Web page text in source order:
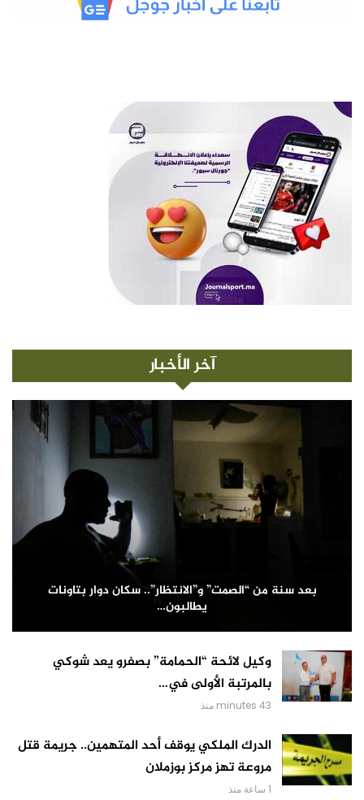
آخر الأخبار
بعد سنة من “الصمت” و”الانتظار”.. سكان دوار بتاونات
يطالبون…
وكيل لائحة “الحمامة” بصفرو يعد شوكي
بالمرتبة الأولى في…
43 minutes منذ
الدرك الملكي يوقف أحد المتهمين.. جريمة قتل
مروعة تهز مركز بوزملان
1 ساعة منذ